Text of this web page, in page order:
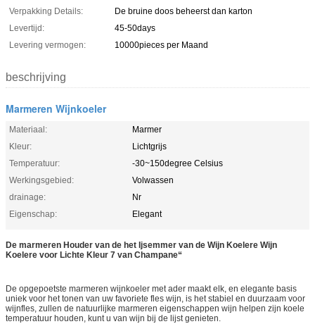
Verpakking Details:
De bruine doos beheerst dan karton
Levertijd:
45-50days
Levering vermogen:
10000pieces per Maand
beschrijving
Marmeren Wijnkoeler
Materiaal:
Marmer
Kleur:
Lichtgrijs
Temperatuur:
-30~150degree Celsius
Werkingsgebied:
Volwassen
drainage:
Nr
Eigenschap:
Elegant
De marmeren Houder van de het Ijsemmer van de Wijn Koelere Wijn
Koelere voor Lichte Kleur 7 van Champane“
De opgepoetste marmeren wijnkoeler met ader maakt elk, en elegante basis
uniek voor het tonen van uw favoriete fles wijn, is het stabiel en duurzaam voor
wijnfles, zullen de natuurlijke marmeren eigenschappen wijn helpen zijn koele
temperatuur houden, kunt u van wijn bij de lijst genieten.